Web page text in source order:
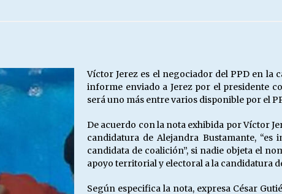
MUNICIPALIDADES, HONORARIOS,
DESPIDOS
28/05/2026
¿Asesores con doble sueldo?
18/04/2026
Víctor Jerez es el negociador del PPD en la
informe enviado a Jerez por el presidente
será uno más entre varios disponible por el
De acuerdo con la nota exhibida por Víctor
candidatura de Alejandra Bustamante,
candidata de coalición”, si nadie objeta el
apoyo territorial y electoral a la candidatura
Según especifica la nota, expresa César